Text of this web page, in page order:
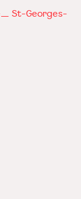
St-Georges-